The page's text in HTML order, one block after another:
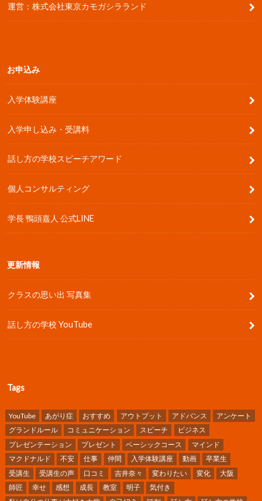
運営：株式会社東京カモガシラランド
お申込み
入学体験講座
入学申し込み・受講料
話し方の学校スピーチアワード
個人コンサルティング
学長 鴨頭嘉人 公式LINE
更新情報
クラスの思い出 写真集
話し方の学校 YouTube
Tags
YouTube あがり症 おすすめ アウトプット アドバンス
アンケート
グランドルール
コミュニケーション スピーチ
ビジネス
プレゼンテーション
プレゼント ベーシックコース
マインド
マクドナルド
不安 仕事 仲間 入学体験講座 動画
卒業生
受講生
受講生の声 口コミ 吉井奈々 変わりたい 変化
大阪
師匠
幸せ 感想 成長 教室 明子
気付き